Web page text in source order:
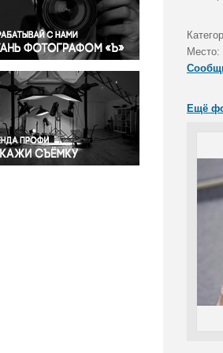
Правосудие
Происшествия и конфликты
Религия
Светская жизнь
Спорт
Экология
Экономика и бизнес
Место:
Ещё